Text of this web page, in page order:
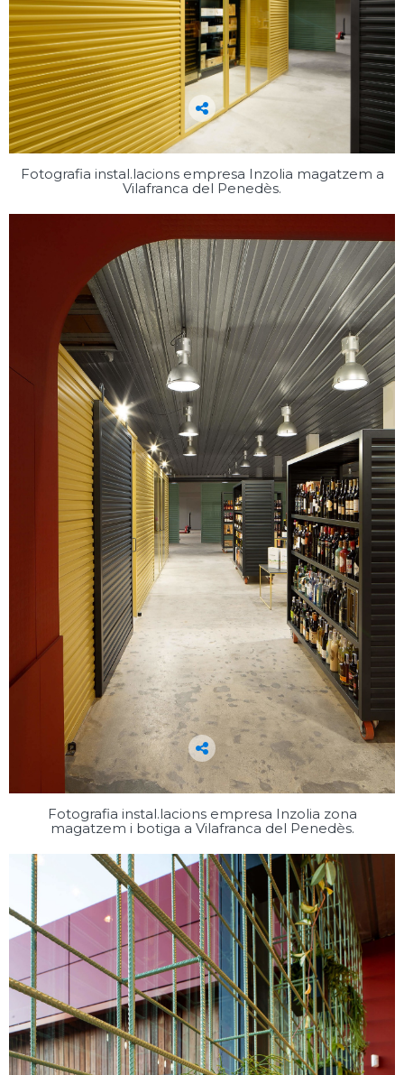
Fotografia instal.lacions empresa Inzolia magatzem a
Vilafranca del Penedès.
Fotografia instal.lacions empresa Inzolia zona
magatzem i botiga a Vilafranca del Penedès.